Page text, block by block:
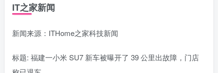
IT之家新闻
新闻来源：ITHome之家科技新闻
标题: 福建一小米 SU7 新车被曝开了 39 公里出故障，门店